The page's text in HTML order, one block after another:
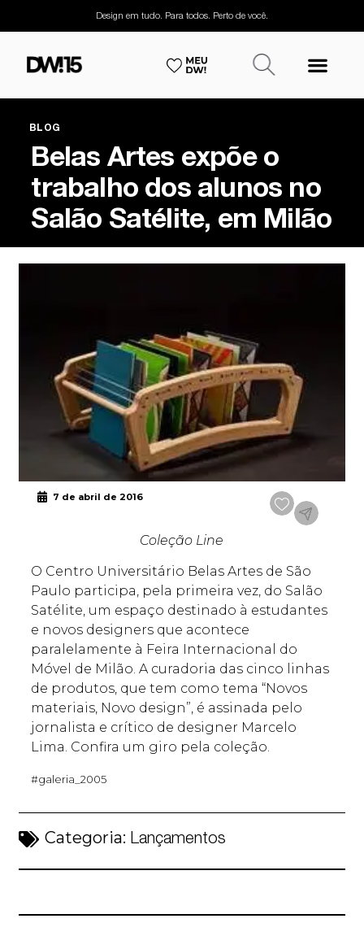
Design em tudo. Para todos. Perto de você.
BLOG
Belas Artes expõe o
trabalho dos alunos no
Salão Satélite, em Milão
7 de abril de 2016
Coleção Line
O Centro Universitário Belas Artes de São
Paulo participa, pela primeira vez, do Salão
Satélite, um espaço destinado à estudantes
e novos designers que acontece
paralelamente à Feira Internacional do
Móvel de Milão. A curadoria das cinco linhas
de produtos, que tem como tema “Novos
materiais, Novo design”, é assinada pelo
jornalista e crítico de designer Marcelo
Lima. Confira um giro pela coleção.
#galeria_2005
Categoria: Lançamentos